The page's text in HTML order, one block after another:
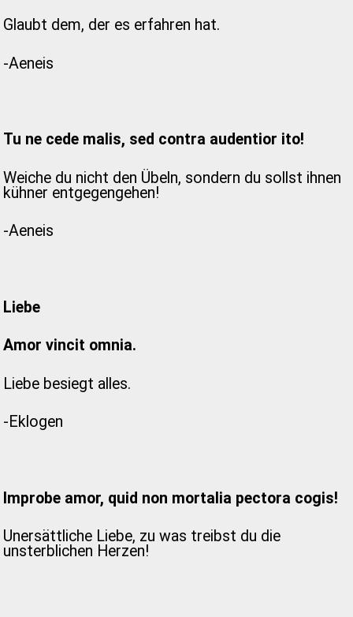
Glaubt dem, der es erfahren hat.
-Aeneis
Tu ne cede malis, sed contra audentior ito!
Weiche du nicht den Übeln, sondern du sollst ihnen
kühner entgegengehen!
-Aeneis
Liebe
Amor vincit omnia.
Liebe besiegt alles.
-Eklogen
Improbe amor, quid non mortalia pectora cogis!
Unersättliche Liebe, zu was treibst du die
unsterblichen Herzen!